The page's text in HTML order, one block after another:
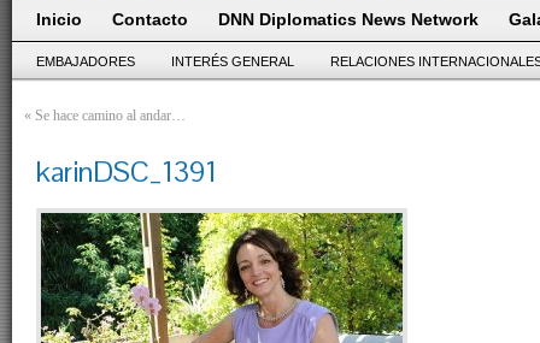
Inicio Contacto DNN Diplomatics News Network
EMBAJADORES INTERÉS GENERAL RELACIONES
« Se hace camino al andar…
karinDSC_1391